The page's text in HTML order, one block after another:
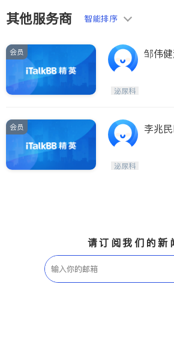
建筑装修
非盈利组
泌尿科
其他服务商 智能排序
会员 邹伟
泌尿科
会员 李兆
泌尿科
请订阅我们的新